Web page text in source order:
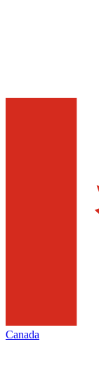
Canada